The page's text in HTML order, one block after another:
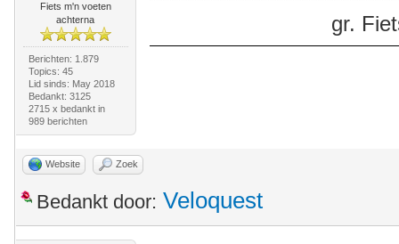
Fiets m'n voeten
achterna
Berichten: 1.879
Topics: 45
Lid sinds: May 2018
Bedankt: 3125
2715 x bedankt in
989 berichten
gr.
Website Zoek
Bedankt door: Veloquest